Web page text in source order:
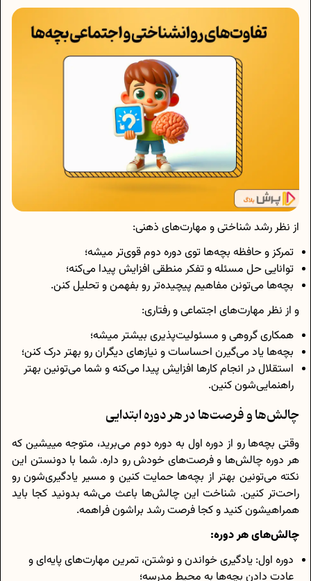
از نظر رشد شناختی و مهارت‌های ذهنی:
تمرکز و حافظه بچه‌ها توی دوره دوم قوی‌تر میشه؛
توانایی حل مسئله و تفکر منطقی افزایش پیدا می‌کنه؛
بچه‌ها می‌تونن مفاهیم پیچیده‌تر رو بفهمن و تحلیل کنن.
و از نظر مهارت‌های اجتماعی و رفتاری:
همکاری گروهی و مسئولیت‌پذیری بیشتر میشه؛
بچه‌ها یاد می‌گیرن احساسات و نیازهای دیگران رو بهتر درک کنن؛
استقلال در انجام کارها افزایش پیدا می‌کنه و شما می‌تونین بهتر
راهنمایی‌شون کنین.
چالش‌ها و فرصت‌ها در هر دوره ابتدایی
وقتی بچه‌ها رو از دوره اول به دوره دوم می‌برید، متوجه مییشین که
هر دوره چالش‌ها و فرصت‌های خودش رو داره. شما با دونستن این
نکته می‌تونین بهتر از بچه‌ها حمایت کنین و مسیر یادگیری‌شون رو
راحت‌تر کنین. شناخت این چالش‌ها باعث می‌شه بدونید کجا باید
همراهیشون کنید و کجا فرصت رشد براشون فراهمه.
چالش‌های هر دوره:
دوره اول: یادگیری خواندن و نوشتن، تمرین مهارت‌های پایه‌ای و
عادت دادن بچه‌ها به محیط مدرسه؛